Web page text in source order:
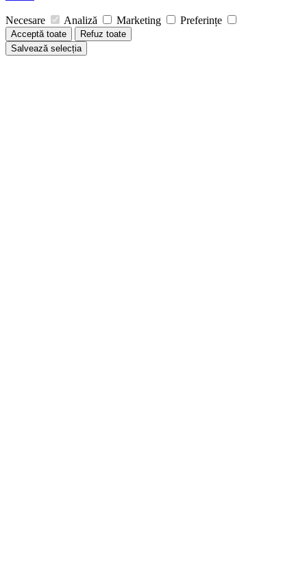
Necesare Analiză Marketing Preferințe
Acceptă toate
Refuz toate
Salvează selecția